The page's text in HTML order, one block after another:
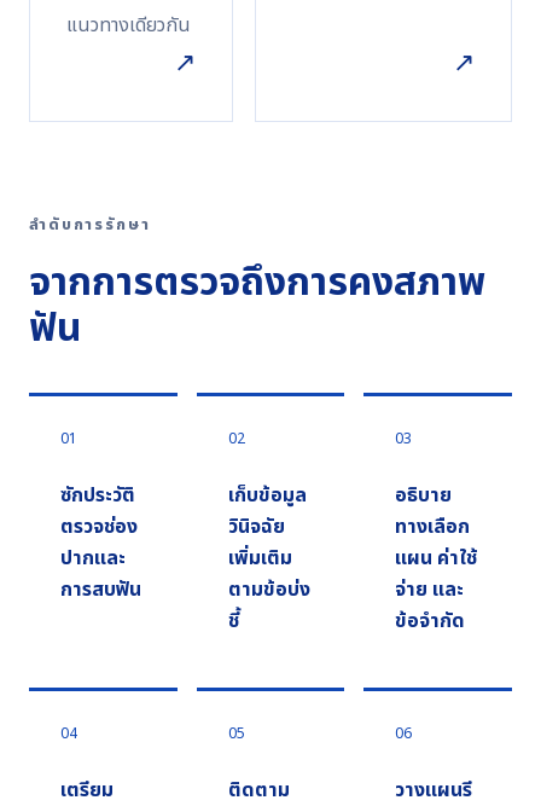
แนวทางเดียวกัน
↗ ↗
ลำดับการรักษา
จากการตรวจถึงการคงสภาพ
ฟัน
01
ซักประวัติ
ตรวจช่อง
ปากและ
การสบฟัน
02
เก็บข้อมูล
วินิจฉัย
เพิ่มเติม
ตามข้อบ่ง
ชี้
03
อธิบาย
ทางเลือก
แผน ค่าใช้
จ่าย และ
ข้อจำกัด
04
เตรียม
05
ติดตาม
06
วางแผนรี